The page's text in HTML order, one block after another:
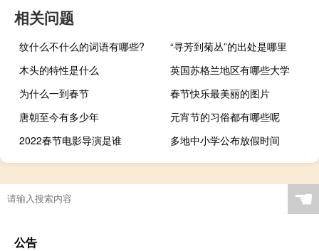
相关问题
纹什么不什么的词语有哪些?
“寻芳到菊丛”的出处是哪里
木头的特性是什么
英国苏格兰地区有哪些大学
为什么一到春节
春节快乐最美丽的图片
唐朝至今有多少年
元宵节的习俗都有哪些呢
2022春节电影导演是谁
多地中小学公布放假时间
☚
公告